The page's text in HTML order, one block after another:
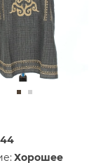
44
Хорошее